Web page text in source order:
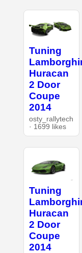
Tuning
Huracan
2 Door
Coupe
2014
osty_rallytech
· 1699 likes
Tuning
Huracan
2 Door
Coupe
2014